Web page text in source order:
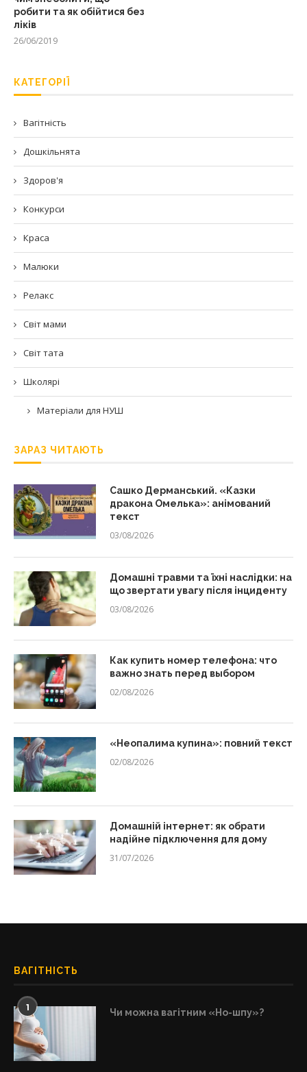
робити та як обійтися без
ліків
26/06/2019
КАТЕГОРІЇ
Вагітність
Дошкільнята
Здоров'я
Конкурси
Краса
Малюки
Релакс
Світ мами
Світ тата
Школярі
Матеріали для НУШ
ЗАРАЗ ЧИТАЮТЬ
Сашко Дерманський. «Казки
дракона Омелька»: анімований
текст
03/08/2026
Домашні травми та їхні наслідки: на
що звертати увагу після інциденту
03/08/2026
Как купить номер телефона: что
важно знать перед выбором
02/08/2026
«Неопалима купина»: повний текст
02/08/2026
Домашній інтернет: як обрати
надійне підключення для дому
31/07/2026
ВАГІТНІСТЬ
1 Чи можна вагітним «Но-шпу»?